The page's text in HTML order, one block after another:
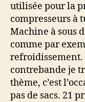
utilisée pour la
compresseurs à
Machine à sous
comme par
refroidissement.
contrebande je
thème, c’est
pas de sacs. 21